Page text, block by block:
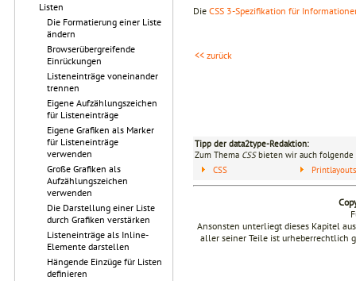
Listen
Die Formatierung einer Liste
ändern
Browserübergreifende
Einrückungen
Listeneinträge voneinander
trennen
Eigene Aufzählungszeichen
für Listeneinträge
Eigene Grafiken als Marker
für Listeneinträge
verwenden
Große Grafiken als
Aufzählungszeichen
verwenden
Die Darstellung einer Liste
durch Grafiken verstärken
Listeneinträge als Inline-
Elemente darstellen
Hängende Einzüge für Listen
definieren
Die CSS 3-Spezifikation für
<< zurück
Tipp der data2type-Redaktion:
Zum Thema CSSbieten wir auch folgende
CSS
Ansonsten unterliegt dieses Kapitel
aller seiner Teile ist urheberrechtlich